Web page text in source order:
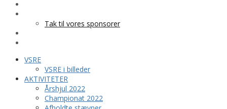
Tak til vores sponsorer
VSRE
VSRE i billeder
AKTIVITETER
Årshjul 2022
Championat 2022